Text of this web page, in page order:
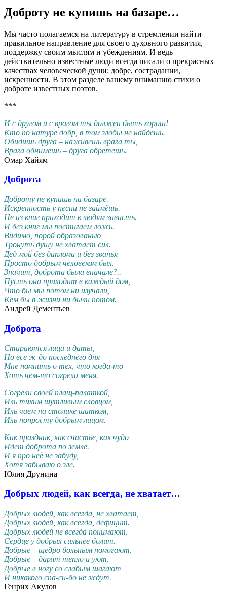
Доброту не купишь на базаре…
Мы часто полагаемся на литературу в стремлении найти
правильное направление для своего духовного развития,
поддержку своим мыслям и убеждениям. И ведь
действительно известные люди всегда писали о прекрасных
качествах человеческой души: добре, сострадании,
искренности. В этом разделе вашему вниманию стихи о
доброте известных поэтов.
***
И с другом и с врагом ты должен быть хорош!
Кто по натуре добр, в том злобы не найдешь.
Обидишь друга – наживешь врага ты,
Врага обнимешь – друга обретешь.
Омар Хайям
Доброта
Доброту не купишь на базаре.
Искренность у песни не займёшь.
Не из книг приходит к людям зависть.
И без книг мы постигаем ложь.
Видимо, порой образованью
Тронуть душу не хватает сил.
Дед мой без диплома и без званья
Просто добрым человеком был.
Значит, доброта была вначале?..
Пусть она приходит в каждый дом,
Что бы мы потом ни изучали,
Кем бы в жизни ни были потом.
Андрей Дементьев
Доброта
Стираются лица и даты,
Но все ж до последнего дня
Мне помнить о тех, что когда-то
Хоть чем-то согрели меня.
Согрели своей плащ-палаткой,
Иль тихим шутливым словцом,
Иль чаем на столике шатком,
Иль попросту добрым лицом.
Как праздник, как счастье, как чудо
Идет доброта по земле.
И я про неё не забуду,
Хотя забываю о зле.
Юлия Друнина
Добрых людей, как всегда, не хватает…
Добрых людей, как всегда, не хватает,
Добрых людей, как всегда, дефицит.
Добрых людей не всегда понимают,
Сердце у добрых сильнее болит.
Добрые – щедро больным помогают,
Добрые – дарят тепло и уют,
Добрые в ногу со слабым шагают
И никакого спа-си-бо не ждут.
Генрих Акулов